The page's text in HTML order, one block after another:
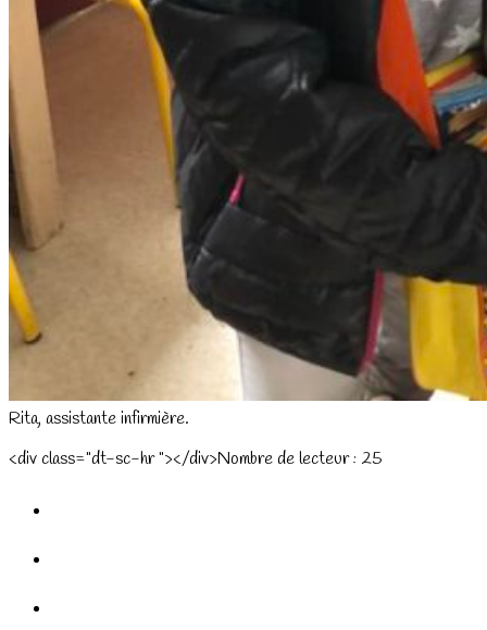
Rita, assistante infirmière.
<div class="dt-sc-hr "></div>Nombre de lecteur : 25